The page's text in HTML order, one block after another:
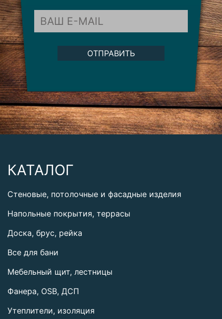
ОТПРАВИТЬ
КАТАЛОГ
Стеновые, потолочные и фасадные изделия
Напольные покрытия, террасы
Доска, брус, рейка
Все для бани
Мебельный щит, лестницы
Фанера, OSB, ДСП
Утеплители, изоляция